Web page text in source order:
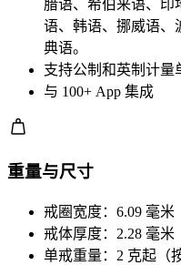
腊语、希伯来语、印
语、韩语、挪威语、
典语。
支持公制和英制计量
与 100+ App 集成
重量与尺寸
戒圈宽度：6.09 毫米
戒体厚度：2.28 毫米
单戒重量：2 克起（